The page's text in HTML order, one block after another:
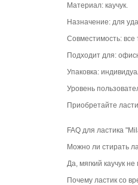
Материал: каучук.
Назначение: для
Совместимость:
Подходит для:
Упаковка:
Уровень
Приобретайте
FAQ для ластика
Можно ли стирать
Да, мягкий каучук
Почему ластик со